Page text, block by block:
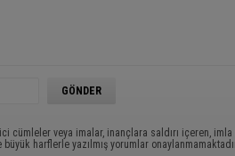
cümleler veya imalar, inançlara saldırı içeren, imla
harflerle yazılmış yorumlar